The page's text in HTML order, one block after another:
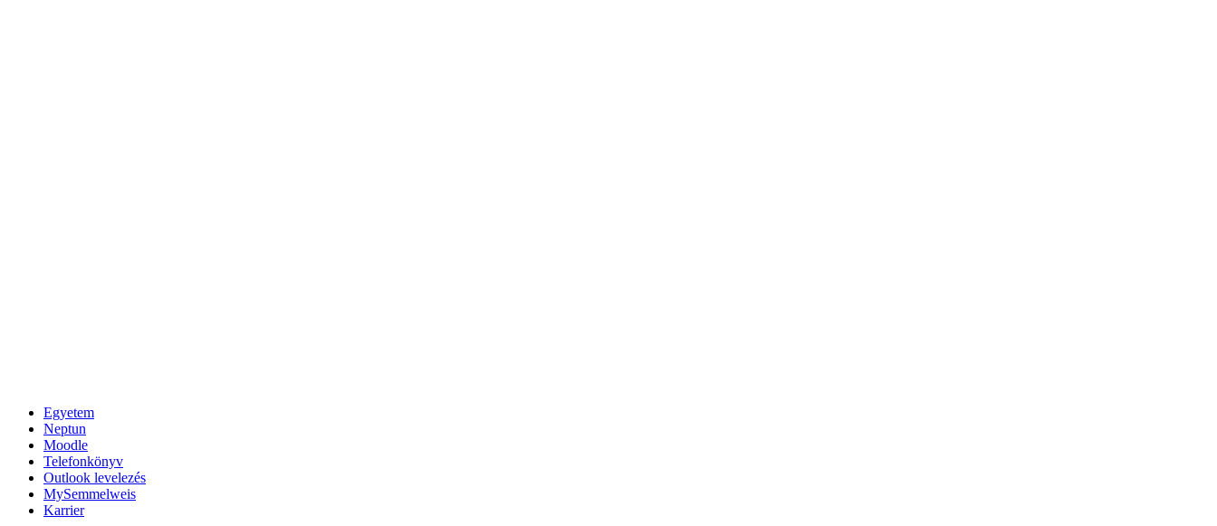
Egyetem
Neptun
Moodle
Telefonkönyv
Outlook levelezés
MySemmelweis
Karrier